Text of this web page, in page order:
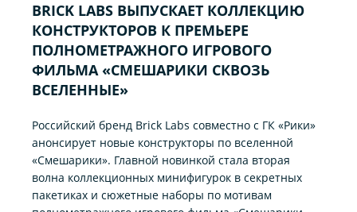
BRICK LABS ВЫПУСКАЕТ КОЛЛЕКЦИЮ
КОНСТРУКТОРОВ К ПРЕМЬЕРЕ
ПОЛНОМЕТРАЖНОГО ИГРОВОГО
ФИЛЬМА «CМЕШАРИКИ СКВОЗЬ
ВСЕЛЕННЫЕ»
Российский бренд Brick Labs совместно с ГК «Рики»
анонсирует новые конструкторы по вселенной
«Смешарики». Главной новинкой стала вторая
волна коллекционных минифигурок в секретных
пакетиках и сюжетные наборы по мотивам